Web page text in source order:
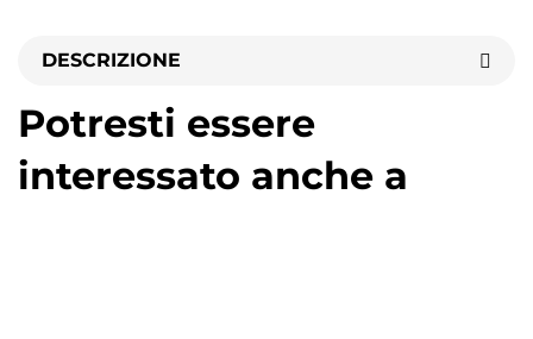
DESCRIZIONE
Potresti essere
interessato anche a